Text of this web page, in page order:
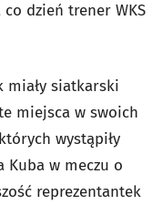
dzień trener WKS
miały siatkarski
miejsca w swoich
wystąpiły
Kuba w meczu o
reprezentantek